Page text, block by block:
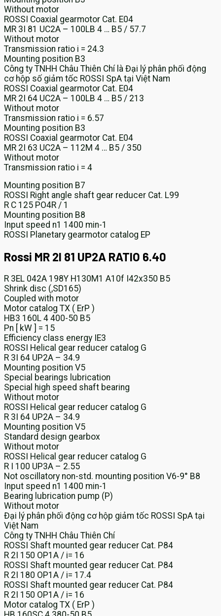
Without motor
ROSSI Coaxial gearmotor Cat. E04
MR 3I 81 UC2A – 100LB 4 … B5 / 57.7
Without motor
Transmission ratio i = 24.3
Mounting position B3
Công ty TNHH Châu Thiên Chí là Đại lý phân phối động
cơ hộp số giảm tốc ROSSI SpA tại Việt Nam
ROSSI Coaxial gearmotor Cat. E04
MR 2I 64 UC2A – 100LB 4 … B5 / 213
Without motor
Transmission ratio i = 6.57
Mounting position B3
ROSSI Coaxial gearmotor Cat. E04
MR 2I 63 UC2A – 112M 4 … B5 / 350
Without motor
Transmission ratio i = 4
Mounting position B7
ROSSI Right angle shaft gear reducer Cat. L99
R C 125 PO4R / 1
Mounting position B8
Input speed n1 1400 min-1
ROSSI Planetary gearmotor catalog EP
Rossi MR 2I 81 UP2A RATIO 6.40
R 3EL 042A 198Y H130M1 A10f I42x350 B5
Shrink disc (,SD165)
Coupled with motor
Motor catalog TX ( ErP )
HB3 160L 4 400-50 B5
Pn [ kW ] = 15
Efficiency class energy IE3
ROSSI Helical gear reducer catalog G
R 3I 64 UP2A – 34.9
Mounting position V5
Special bearings lubrication
Special high speed shaft bearing
Without motor
ROSSI Helical gear reducer catalog G
R 3I 64 UP2A – 34.9
Mounting position V5
Standard design gearbox
Without motor
ROSSI Helical gear reducer catalog G
R I 100 UP3A – 2.55
Not oscillatory non-std. mounting position V6-9° B8
Input speed n1 1400 min-1
Bearing lubrication pump (P)
Without motor
Đại lý phân phối động cơ hộp giảm tốc ROSSI SpA tại
Việt Nam
Công ty TNHH Châu Thiên Chí
ROSSI Shaft mounted gear reducer Cat. P84
R 2I 150 OP1A / i= 16
ROSSI Shaft mounted gear reducer Cat. P84
R 2I 180 OP1A / i= 17.4
ROSSI Shaft mounted gear reducer Cat. P84
R 2I 150 OP1A / i= 16
Motor catalog TX ( ErP )